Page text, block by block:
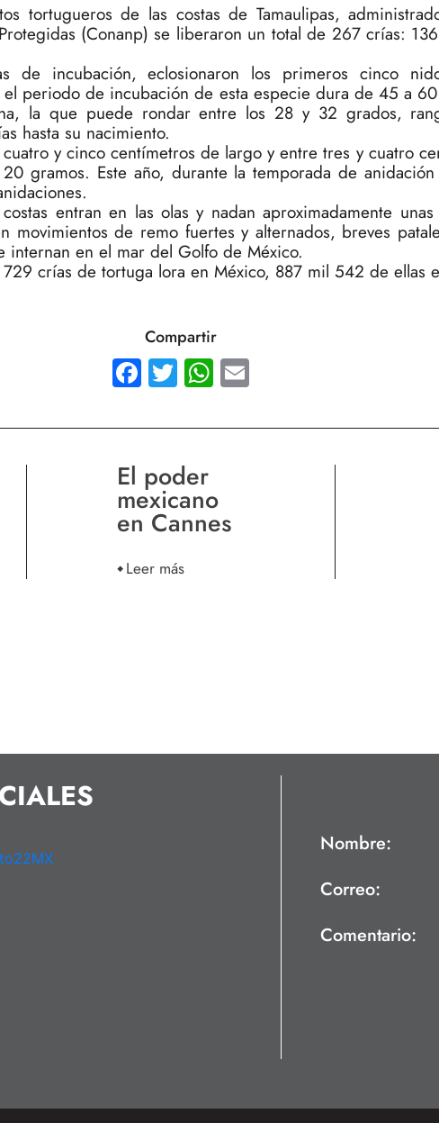
tortugueros de las costas de Tamaulipas,
(Conanp) se liberaron un total de 267 crías:
de incubación, eclosionaron los primeros cinco
periodo de incubación de esta especie dura de 45 a
la que puede rondar entre los 28 y 32 grados,
hasta su nacimiento.
y cinco centímetros de largo y entre tres y cuatro
gramos. Este año, durante la temporada de
entran en las olas y nadan aproximadamente
movimientos de remo fuertes y alternados, breves
internan en el mar del Golfo de México.
crías de tortuga lora en México, 887 mil 542 de ellas
Compartir
Facebook
TwitterWhatsApp
El poder
mexicano
en Cannes
Leer más
Nombre:
Correo:
Comentario: